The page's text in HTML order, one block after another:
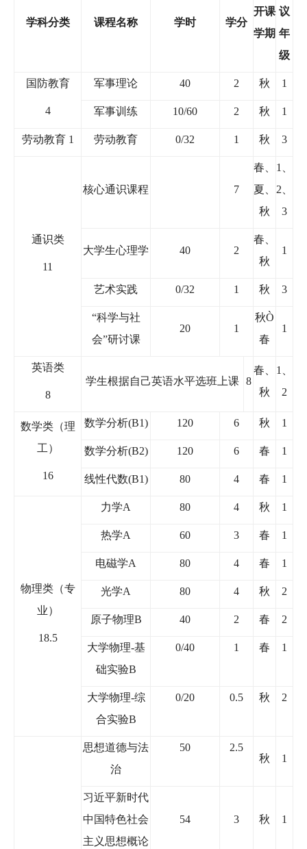
学科分类 课程名称 学时 学分
开课
学期
议
年
级
国防教育
4
军事理论 40 2 秋 1
军事训练 10/60 2 秋 1
劳动教育1 劳动教育 0/32 1 秋 3
通识类
11
核心通识课程 7
春、
夏、
秋
1
2
3
大学生心理学 40 2
春、
秋
1
艺术实践 0/32 1 秋 3
“科学与社
会”研讨课
20 1
秋Ò
春
1
英语类
8
学生根据自己英语水平选班上课 8
春、
秋
1
2
数学类（理
工）
16
数学分析(B1) 120 6 秋 1
数学分析(B2) 120 6 春 1
线性代数(B1) 80 4 春 1
物理类（专
业）
18.5
力学A 80 4 秋 1
热学A 60 3 春 1
电磁学A 80 4 春 1
光学A 80 4 秋 2
原子物理B 40 2 春 2
大学物理-基
础实验B
0/40 1 春 1
大学物理-综
合实验B
0/20 0.5 秋 2
思想道德与法
治
50
2.5
秋
1
习近平新时代
中国特色社会
主义思想概论
54 3 秋 1